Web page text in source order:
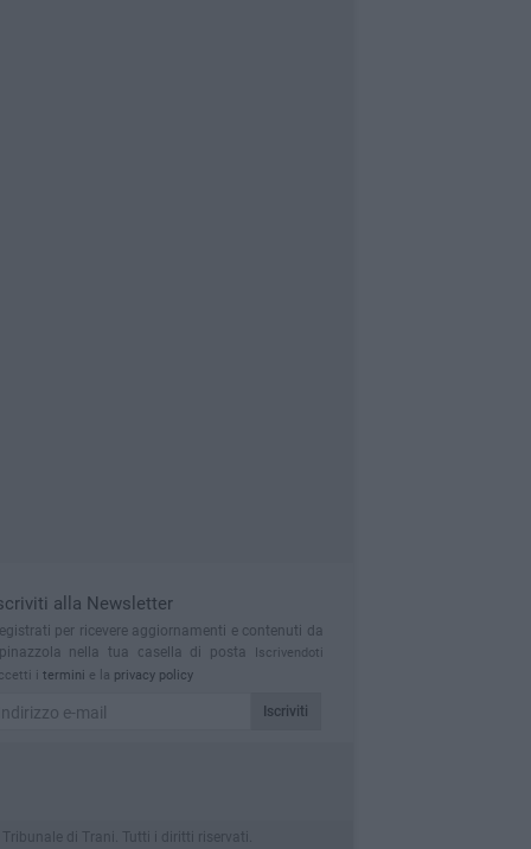
alla Newsletter
per ricevere aggiornamenti e contenuti da
nella tua casella di posta
Iscrivendoti
i termini e la privacy policy
Iscriviti
di Trani. Tutti i diritti riservati.